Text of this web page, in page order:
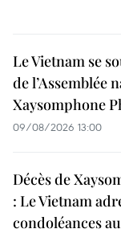
Le Vietnam se
de l’Assemblée
Xaysomphone
09/08/2026 13:00
Décès de
: Le Vietnam
condoléances